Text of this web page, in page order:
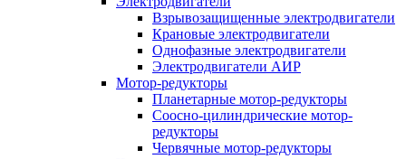
Взрывозащищенные электродвигатели
Крановые электродвигатели
Однофазные электродвигатели
Электродвигатели АИР
Мотор-редукторы
Планетарные мотор-редукторы
Соосно-цилиндрические мотор-
редукторы
Червячные мотор-редукторы